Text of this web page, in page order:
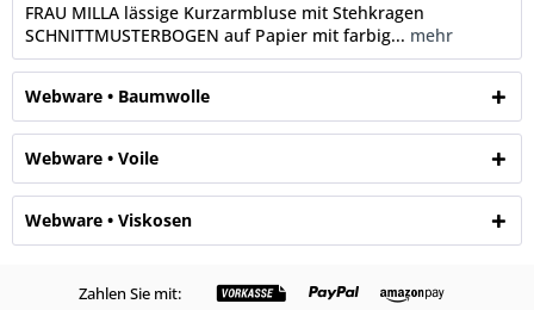
FRAU MILLA lässige Kurzarmbluse mit Stehkragen
SCHNITTMUSTERBOGEN auf Papier mit farbig... mehr
Webware • Baumwolle
Webware • Voile
Webware • Viskosen
Zahlen Sie mit: